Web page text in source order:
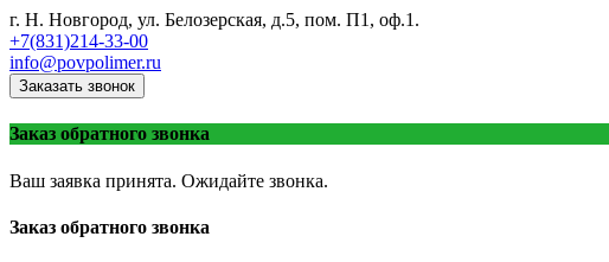
г. Н. Новгород, ул. Белозерская, д.5, пом. П1, оф.1.
+7(831)214-33-00
info@povpolimer.ru
Заказать звонок
Заказ обратного звонка
Ваш заявка принята. Ожидайте звонка.
Заказ обратного звонка